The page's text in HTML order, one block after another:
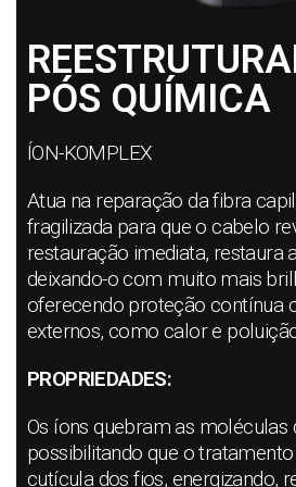
PÓS QUÍMICA
ÍON-KOMPLEX
Atua na reparação da fibra
fragilizada para que o cabelo
restauração imediata, restaura
deixando-o com muito mais
oferecendo proteção contínua
externos, como calor e
PROPRIEDADES:
Os íons quebram as moléculas
possibilitando que o
cutícula dos fios, energizando,